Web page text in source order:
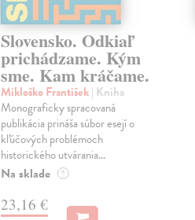
Slovensko. Odkiaľ
prichádzame. Kým
sme. Kam kráčame.
Mikloško František| Kniha
Monograficky spracovaná
publikácia prináša súbor esejí o
kľúčových problémoch
historického utvárania...
Na sklade ?
23,16 €